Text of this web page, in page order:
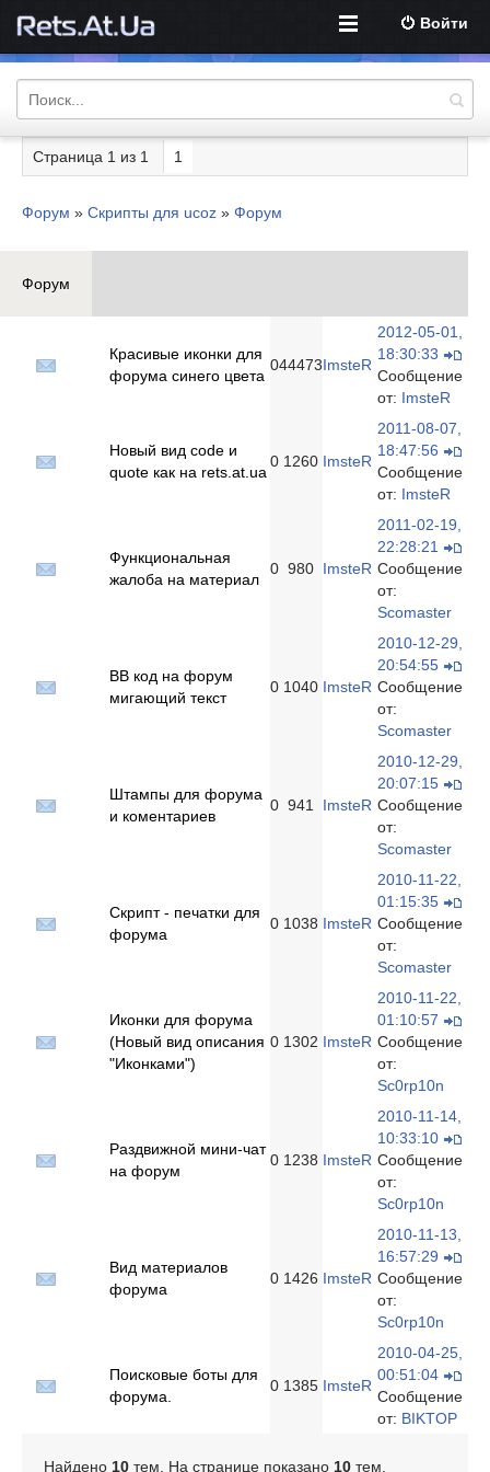
Войти
Страница 1 из 1 1
Форум » Скрипты для ucoz » Форум
Форум
Красивые иконки для
форума синего цвета
044473ImsteR
2012-05-01,
18:30:33
Сообщение
от: ImsteR
Новый вид code и
quote как на rets.at.ua
0 1260 ImsteR
2011-08-07,
18:47:56
Сообщение
от: ImsteR
Функциональная
жалоба на материал
0 980 ImsteR
2011-02-19,
22:28:21
Сообщение
от:
Scomaster
ВВ код на форум
мигающий текст
0 1040 ImsteR
2010-12-29,
20:54:55
Сообщение
от:
Scomaster
Штампы для форума
и коментариев
0 941 ImsteR
2010-12-29,
20:07:15
Сообщение
от:
Scomaster
Скрипт - печатки для
форума
0 1038 ImsteR
2010-11-22,
01:15:35
Сообщение
от:
Scomaster
Иконки для форума
(Новый вид описания
"Иконками")
0 1302 ImsteR
2010-11-22,
01:10:57
Сообщение
от:
Sc0rp10n
Раздвижной мини-чат
на форум
0 1238 ImsteR
2010-11-14,
10:33:10
Сообщение
от:
Sc0rp10n
Вид материалов
форума
0 1426 ImsteR
2010-11-13,
16:57:29
Сообщение
от:
Sc0rp10n
Поисковые боты для
форума.
0 1385 ImsteR
2010-04-25,
00:51:04
Сообщение
от: BIKTOP
Найдено 10 тем. На странице показано 10 тем.